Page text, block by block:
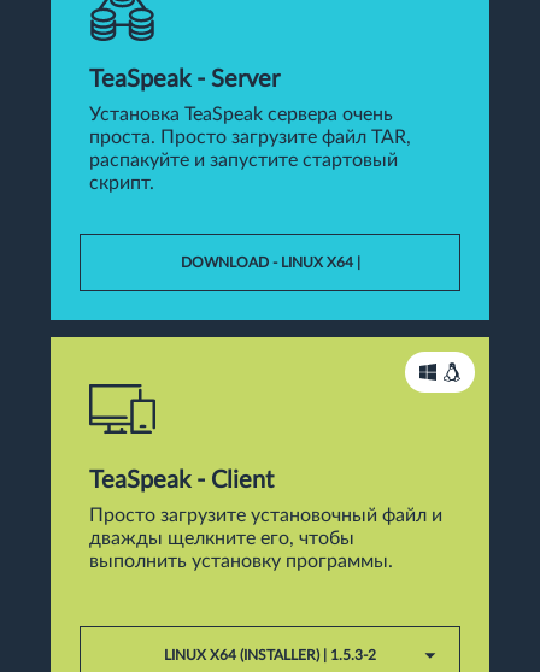
TeaSpeak - Client
Просто загрузите установочный файл и
дважды щелкните его, чтобы
выполнить установку программы.
LINUX X64 (INSTALLER) | 1.5.3-2
TeaSpeak - Server
Установка TeaSpeak сервера очень
проста. Просто загрузите файл TAR,
распакуйте и запустите стартовый
скрипт.
DOWNLOAD - LINUX X64 |